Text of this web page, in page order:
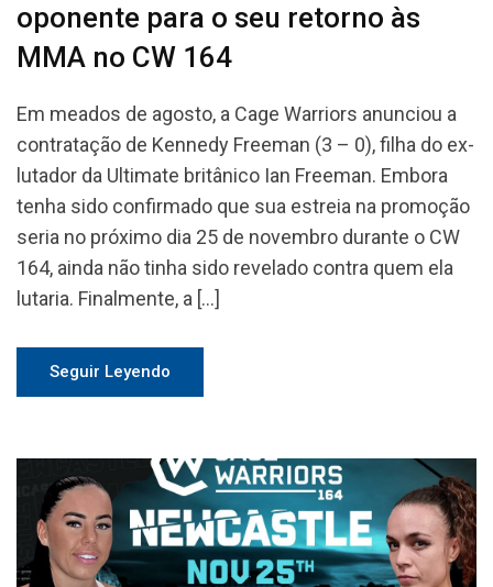
oponente para o seu retorno às
MMA no CW 164
Em meados de agosto, a Cage Warriors anunciou a
contratação de Kennedy Freeman (3 – 0), filha do ex-
lutador da Ultimate britânico Ian Freeman. Embora
tenha sido confirmado que sua estreia na promoção
seria no próximo dia 25 de novembro durante o CW
164, ainda não tinha sido revelado contra quem ela
lutaria. Finalmente, a […]
Seguir Leyendo